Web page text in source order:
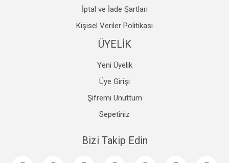
İptal ve İade Şartları
Kişisel Veriler Politikası
ÜYELİK
Yeni Üyelik
Üye Girişi
Şifremi Unuttum
Sepetiniz
Bizi Takip Edin